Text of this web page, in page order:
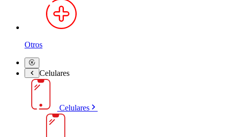
Otros
Celulares
Celulares